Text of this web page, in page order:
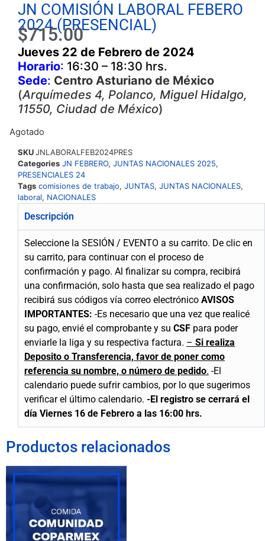
JN COMISIÓN LABORAL FEBERO
2024 (PRESENCIAL)
$715.00
Jueves 22 de Febrero de 2024
Horario: 16:30 – 18:30 hrs.
Sede: Centro Asturiano de México
(Arquímedes 4, Polanco, Miguel Hidalgo,
11550, Ciudad de México)
Agotado
SKUJNLABORALFEB2024PRES
Categories JN FEBRERO, JUNTAS NACIONALES 2025,
PRESENCIALES 24
Tags comisiones de trabajo, JUNTAS, JUNTAS NACIONALES,
laboral, NACIONALES
Descripción
Seleccione la SESIÓN / EVENTO a su carrito. De clic en
su carrito, para continuar con el proceso de
confirmación y pago. Al finalizar su compra, recibirá
una confirmación, solo hasta que sea realizado el pago
recibirá sus códigos vía correo electrónico AVISOS
IMPORTANTES: -Es necesario que una vez que realicé
su pago, envié el comprobante y su CSF para poder
enviarle la liga y su respectiva factura. – Si realiza
Deposito o Transferencia, favor de poner como
referencia su nombre, o número de pedido. -El
calendario puede sufrir cambios, por lo que sugerimos
verificar el último calendario. -El registro se cerrará el
día Viernes 16 de Febrero a las 16:00 hrs.
Productos relacionados